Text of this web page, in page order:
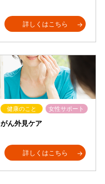
詳しくはこちら
健康のこと 女性サポート
がん外見ケア
詳しくはこちら